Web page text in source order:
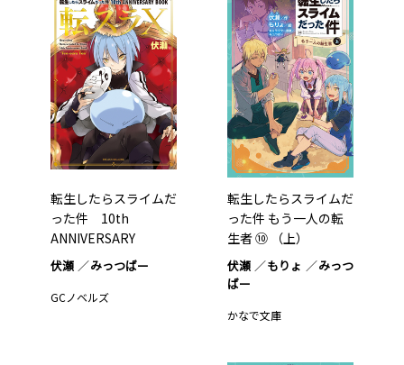
転生したらスライムだ
った件 10th
ANNIVERSARY
BOOK…1
伏瀬 みっつばー
GCノベルズ
転生したらスライムだ
った件 もう一人の転
生者 ⑩ （上）
伏瀬 もりょ
みっつ
ばー
かなで文庫